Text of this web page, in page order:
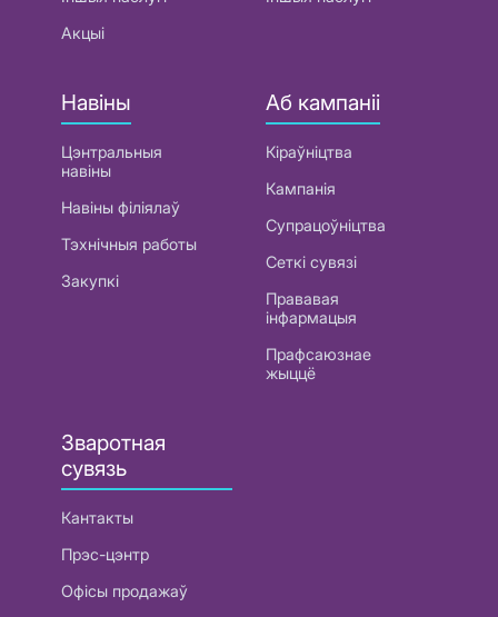
Акцыі
Навіны
Цэнтральныя
навіны
Навіны філіялаў
Тэхнічныя работы
Закупкі
Аб кампаніі
Кіраўніцтва
Кампанія
Супрацоўніцтва
Сеткі сувязі
Прававая
інфармацыя
Прафсаюзнае
жыццё
Зваротная
сувязь
Кантакты
Прэс-цэнтр
Офісы продажаў